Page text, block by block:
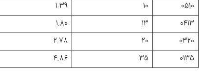
0510
10
1.39
0413
13
1.80
0320
20
2.78
0135
35
4.86